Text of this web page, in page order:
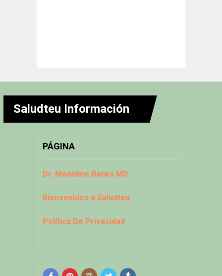
Saludteu Información
PÁGINA
Dr. Madeline Banks MD
Bienvenidos a Saludteu
Política De Privacidad